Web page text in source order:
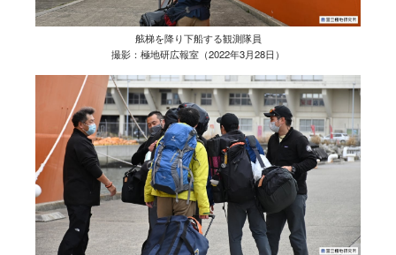
舷梯を降り下船する観測隊員
撮影：極地研広報室（2022年3月28日）